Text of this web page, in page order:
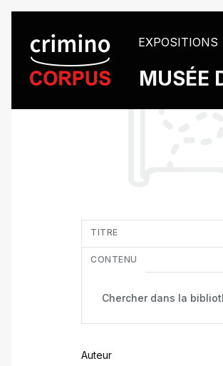
EXPOSITIONS
MUSÉE
TITRE
CONTENU
Auteur
Panneau de gestion des cookies